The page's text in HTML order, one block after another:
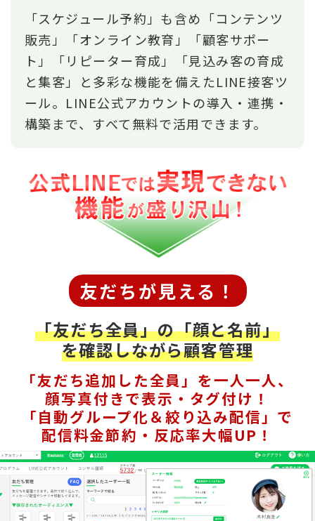
「スケジュール予約」も含め「コンテンツ
販売」「オンライン教育」「顧客サポー
ト」「リピーター育成」「見込み客の育成
と集客」と多彩な機能を備えたLINE接客ツ
ール。LINE公式アカウントの導入・連携・
構築まで、すべて無料で活用できます。
友だちが見える！
「友だち全員」の「顔と名前」
を確認しながら顧客管理
「友だち追加した全員」を一人一人、
顔写真付きで表示・タグ付け！
「自動グループ化＆絞り込み配信」で
配信料金節約・反応率大幅UP！